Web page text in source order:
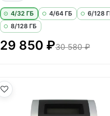
4/32 ГБ 4/64 ГБ
6/128
8/128 ГБ
29 850 ₽30 580 ₽